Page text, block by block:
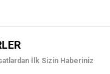
İlk Sizin Haberiniz